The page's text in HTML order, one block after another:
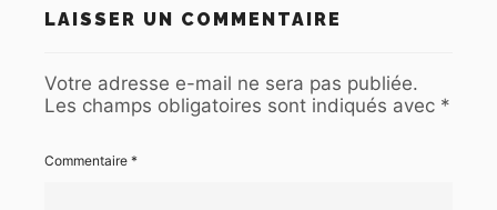
LAISSER UN COMMENTAIRE
Votre adresse e-mail ne sera pas publiée.
Les champs obligatoires sont indiqués avec *
Commentaire *